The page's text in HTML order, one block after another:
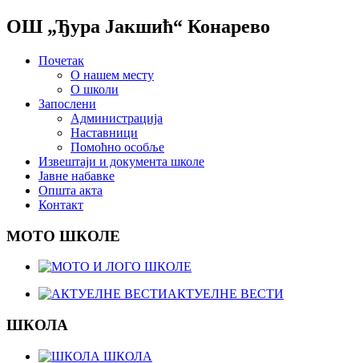
ОШ „Ђура Јакшић“ Конарево
Почетак
О нашем месту
О школи
Запослени
Администрација
Наставници
Помоћно особље
Извештаји и документа школе
Јавне набавке
Општа акта
Контакт
МОТО ШКОЛЕ
АКТУЕЛНЕ ВЕСТИ
ШКОЛА
ШКОЛА